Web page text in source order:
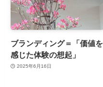
ブランディング＝「価値を
感じた体験の想起」
2025年6月16日